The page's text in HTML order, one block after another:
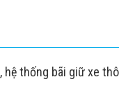
, hệ thống bãi giữ xe